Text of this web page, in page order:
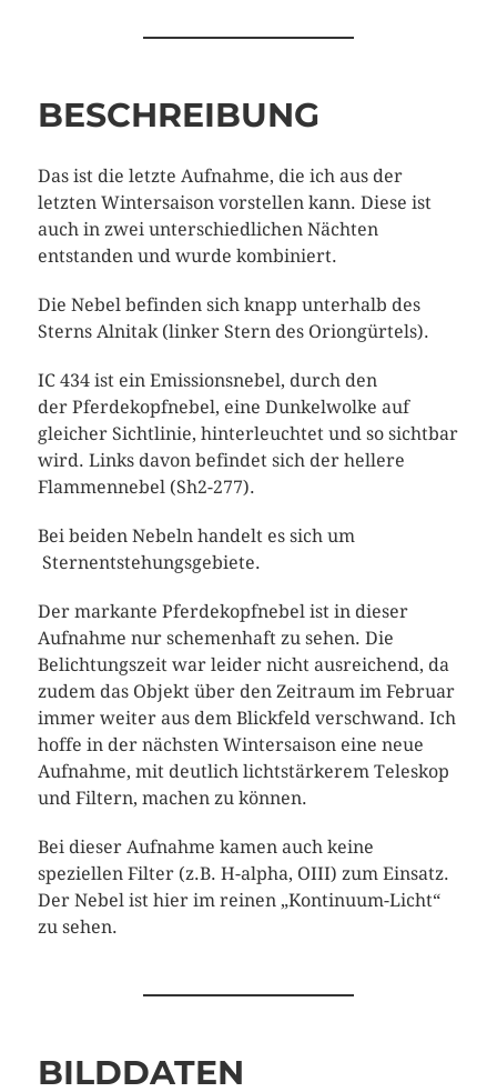
BESCHREIBUNG
Das ist die letzte Aufnahme, die ich aus der
letzten Wintersaison vorstellen kann. Diese ist
auch in zwei unterschiedlichen Nächten
entstanden und wurde kombiniert.
Die Nebel befinden sich knapp unterhalb des
Sterns Alnitak (linker Stern des Oriongürtels).
IC 434 ist ein Emissionsnebel, durch den
der Pferdekopfnebel, eine Dunkelwolke auf
gleicher Sichtlinie, hinterleuchtet und so sichtbar
wird. Links davon befindet sich der hellere
Flammennebel (Sh2-277).
Bei beiden Nebeln handelt es sich um
Sternentstehungsgebiete.
Der markante Pferdekopfnebel ist in dieser
Aufnahme nur schemenhaft zu sehen. Die
Belichtungszeit war leider nicht ausreichend, da
zudem das Objekt über den Zeitraum im Februar
immer weiter aus dem Blickfeld verschwand. Ich
hoffe in der nächsten Wintersaison eine neue
Aufnahme, mit deutlich lichtstärkerem Teleskop
und Filtern, machen zu können.
Bei dieser Aufnahme kamen auch keine
speziellen Filter (z.B. H-alpha, OIII) zum Einsatz.
Der Nebel ist hier im reinen „Kontinuum-Licht“
zu sehen.
BILDDATEN